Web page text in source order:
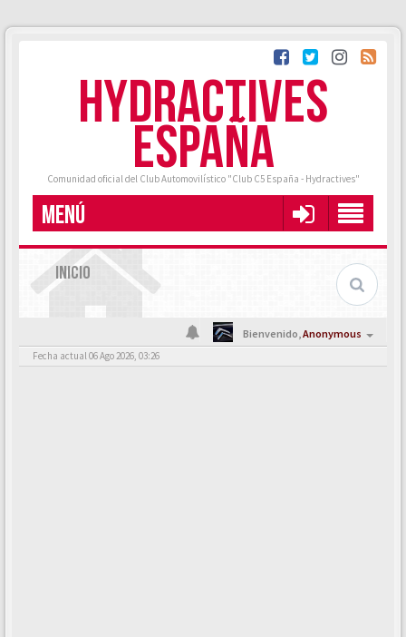
HYDRACTIVES
ESPAÑA
Comunidad oficial del Club Automovilístico "Club C5 España - Hydractives"
MENÚ
INICIO
Bienvenido,Anonymous
Fecha actual 06 Ago 2026, 03:26